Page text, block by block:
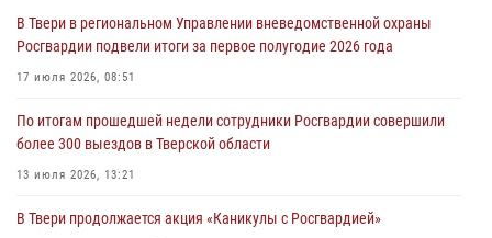
По итогам прошедшей недели сотрудники Росгвардии совершили
более 300 выездов в Тверской области
В Твери продолжается акция «Каникулы с Росгвардией»
10 июля 2026, 09:23
Росгвардейцы в Твери пресекли 16 административных
В Твери в региональном Управлении вневедомственной охраны
Росгвардии подвели итоги за первое полугодие 2026 года
17 июля 2026, 08:51
По итогам прошедшей недели сотрудники Росгвардии совершили
более 300 выездов в Тверской области
13 июля 2026, 13:21
В Твери продолжается акция «Каникулы с Росгвардией»